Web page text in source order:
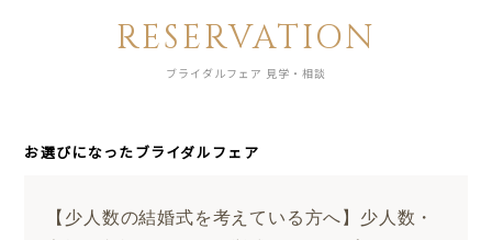
RESERVATION
ブライダルフェア 見学・相談
お選びになったブライダルフェア
【少人数の結婚式を考えている方へ】少人数・